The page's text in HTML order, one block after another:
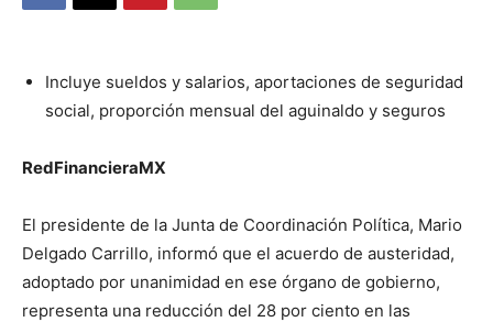
Incluye sueldos y salarios, aportaciones de seguridad
social, proporción mensual del aguinaldo y seguros
RedFinancieraMX
El presidente de la Junta de Coordinación Política, Mario
Delgado Carrillo, informó que el acuerdo de austeridad,
adoptado por unanimidad en ese órgano de gobierno,
representa una reducción del 28 por ciento en las